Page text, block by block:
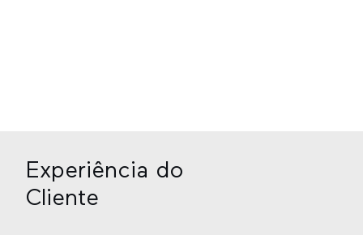
Experiência do
Cliente